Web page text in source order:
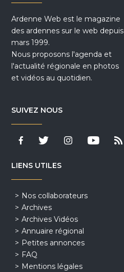
Ardenne Web est le magazine
des ardennes sur le web depuis
mars 1999.
Nous proposons l'agenda et
l'actualité régionale en photos
et vidéos au quotidien.
SUIVEZ NOUS
LIENS UTILES
Nos collaborateurs
Archives
Archives Vidéos
Annuaire régional
Petites annonces
FAQ
Mentions légales